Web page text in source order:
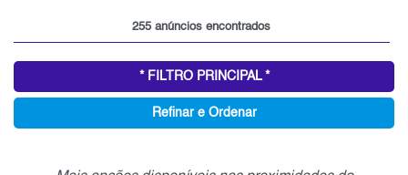
255 anúncios encontrados
* FILTRO PRINCIPAL *
Refinar e Ordenar